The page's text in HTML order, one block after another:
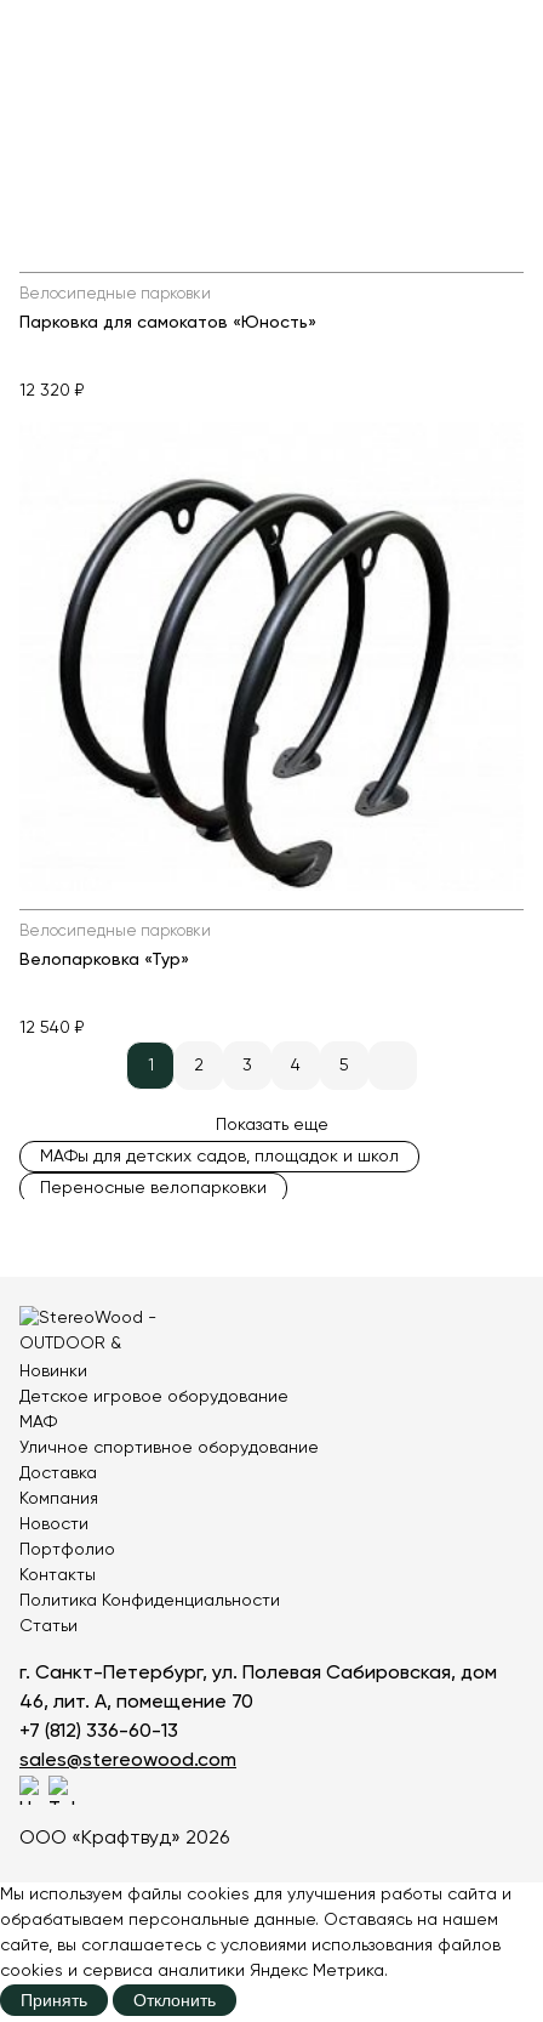
Велосипедные парковки
Парковка для самокатов «Юность»
12 320 ₽
Велосипедные парковки
Велопарковка «Тур»
12 540 ₽
1 2 3 4 5
Показать еще
МАФы для детских садов, площадок и школ
Переносные велопарковки
Велопарковки прямые
Массовые велопарковки
Велопарковки на 8 мест
Велопарковки на 4 места
Велопарковки на 1 место
Велопарковки на 10 мест
Велопарковки круглые
Велопарковки на 7 мест
Велопарковки крытые
Парковки для электросамокатов
Парковки для самокатов
Велопарковки из нержавеющей стали
Новинки
Детское игровое оборудование
МАФ
Уличное спортивное оборудование
Доставка
Компания
Новости
Портфолио
Контакты
Политика Конфиденциальности
Статьи
г. Санкт-Петербург, ул. Полевая Сабировская, дом
46, лит. А, помещение 70
+7 (812) 336-60-13
sales@stereowood.com
ООО «Крафтвуд» 2026
Мы используем файлы cookies для улучшения работы сайта и
обрабатываем персональные данные. Оставаясь на нашем
сайте, вы соглашаетесь с условиями использования файлов
cookies и сервиса аналитики Яндекс Метрика.
Принять Отклонить